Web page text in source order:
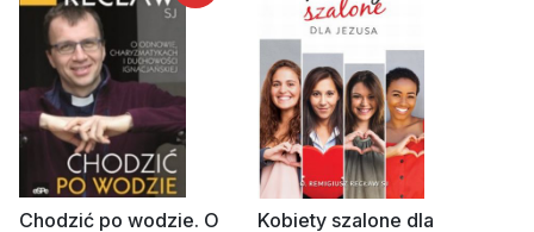
Chodzić po wodzie. O
Kobiety szalone dla